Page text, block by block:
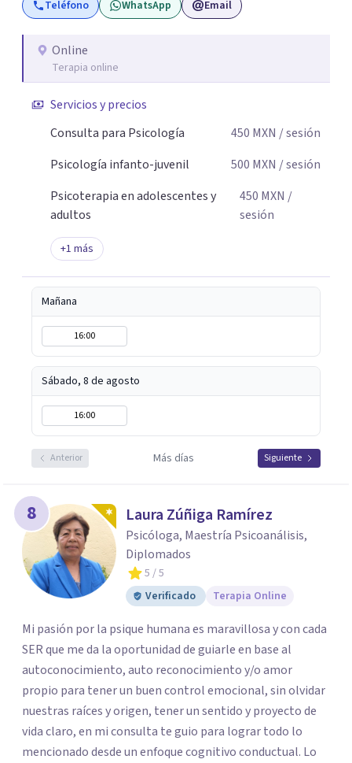
formas de afrontar aquello que nos está generando
Teléfono WhatsApp Email
Online
Terapia online
Servicios y precios
Consulta para Psicología
450 MXN / sesión
Psicología infanto-juvenil
500 MXN / sesión
Psicoterapia en adolescentes y
adultos
450 MXN /
sesión
+1 más
Mañana
16:00
Sábado, 8 de agosto
16:00
Anterior Más días Siguiente
8 Laura Zúñiga Ramírez
Psicóloga, Maestría Psicoanálisis,
Diplomados
5 / 5
Verificado
Terapia Online
Mi pasión por la psique humana es maravillosa y con cada
SER que me da la oportunidad de guiarle en base al
autoconocimiento, auto reconocimiento y/o amor
propio para tener un buen control emocional, sin olvidar
nuestras raíces y origen, tener un sentido y proyecto de
vida claro, en mi consulta te guio para lograr todo lo
mencionado desde un enfoque cognitivo conductual. Lo